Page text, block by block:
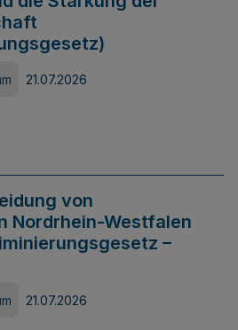
21.07.2026
von
Nordrhein-Westfalen
–
21.07.2026